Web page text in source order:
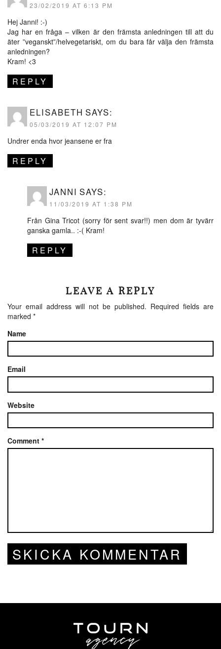
23/02/2019 AT 6:13 PM
Hej Janni! :-)
Jag har en fråga – vilken är den främsta anledningen till att du
äter ”veganskt”/helvegetariskt, om du bara får välja den främsta
anledningen?
Kram! <3
REPLY
ELISABETH SAYS:
05/03/2019 AT 12:07 PM
Undrer enda hvor jeansene er fra
REPLY
JANNI SAYS:
11/03/2019 AT 1:38 PM
Från Gina Tricot (sorry för sent svar!!) men dom är tyvärr
ganska gamla.. :-( Kram!
REPLY
LEAVE A REPLY
Your email address will not be published. Required fields are
marked *
Name
Email
Website
Comment *
SKICKA KOMMENTAR